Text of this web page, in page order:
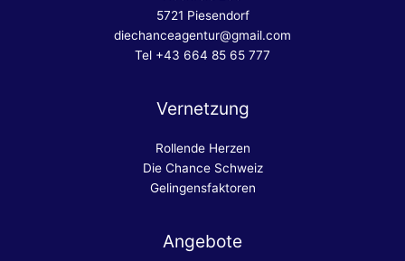
5721 Piesendorf
diechanceagentur@gmail.com
Tel +43 664 85 65 777
Vernetzung
Rollende Herzen
Die Chance Schweiz
Gelingensfaktoren
Angebote